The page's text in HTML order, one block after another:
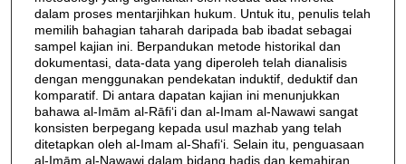
dalam proses mentarjihkan hukum. Untuk itu, penulis telah
memilih bahagian taharah daripada bab ibadat sebagai
sampel kajian ini. Berpandukan metode historikal dan
dokumentasi, data-data yang diperoleh telah dianalisis
dengan menggunakan pendekatan induktif, deduktif dan
komparatif. Di antara dapatan kajian ini menunjukkan
bahawa al-Imām al-Rāfi‘i dan al-Imam al-Nawawi sangat
konsisten berpegang kepada usul mazhab yang telah
ditetapkan oleh al-Imam al-Shafi‘i. Selain itu, penguasaan
al-Imām al-Nawawi dalam bidang hadis dan kemahiran